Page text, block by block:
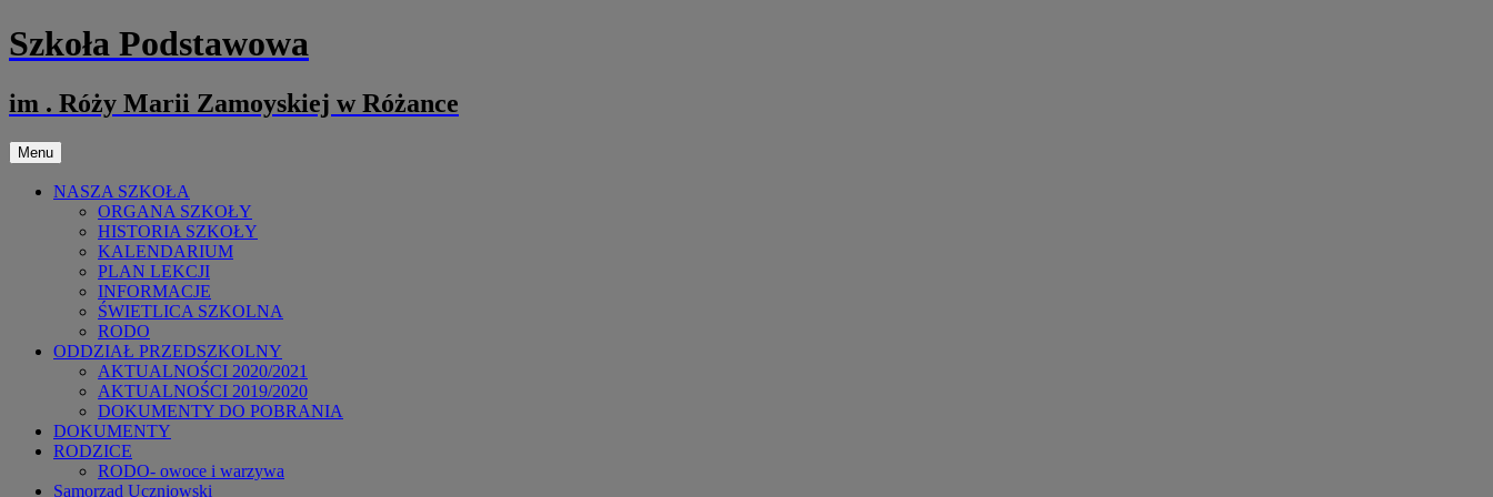
Przejdź
do
Szkoła Podstawowa
im . Róży Marii Zamoyskiej w Różance
Menu
NASZA SZKOŁA
ORGANA SZKOŁY
HISTORIA SZKOŁY
KALENDARIUM
PLAN LEKCJI
INFORMACJE
ŚWIETLICA SZKOLNA
RODO
ODDZIAŁ PRZEDSZKOLNY
AKTUALNOŚCI 2020/2021
AKTUALNOŚCI 2019/2020
DOKUMENTY DO POBRANIA
DOKUMENTY
RODZICE
RODO- owoce i warzywa
Samorząd Uczniowski